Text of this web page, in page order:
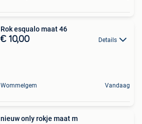
Rok esqualo maat 46
€ 10,00 Details
Wommelgem Vandaag
nieuw only rokje maat m